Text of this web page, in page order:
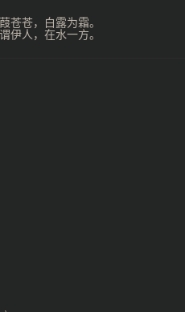
苍苍，白露为霜。
伊人，在水一方。